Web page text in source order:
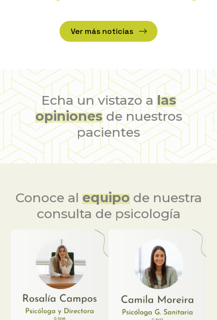
Echa un vistazo a las
opinionesde nuestros
pacientes
Conoce al equipode nuestra
consulta de psicología